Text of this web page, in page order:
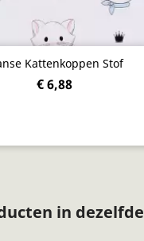
Kattenkoppen Stof
€ 6,88
in dezelfde